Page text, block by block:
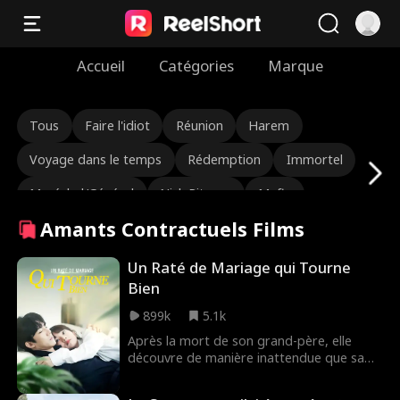
Accueil Catégories Marque
Tous Faire l'idiot Réunion Harem
Voyage dans le temps Rédemption Immortel
Maréchal/Général Nick Ritacco Mafia
Ennemis aux amoureux Réincarnation TJ Wilk
Roman Chsherbakov Grace Swanson
Autumn Noel PDG Viril
Héritière/mondaine
Alexandria Watts L'amour après le mariage
Amants Contractuels Films
Un Raté de Mariage qui Tourne
Bien
899k
5.1k
Après la mort de son grand-père, elle
découvre de manière inattendue que sa